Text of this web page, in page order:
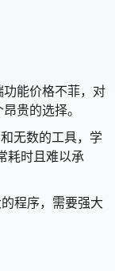
能价格不菲，对
贵的选择。
无数的工具，学
耗时且难以承
程序，需要强大